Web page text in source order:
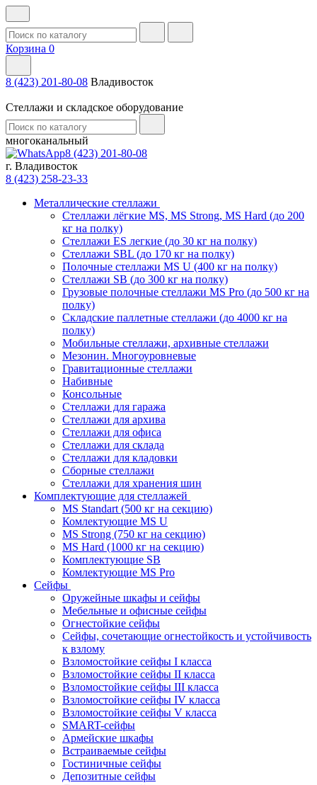
Корзина 0
8 (423) 201-80-08 Владивосток
Стеллажи и складское оборудование
многоканальный
8 (423) 201-80-08
г. Владивосток
8 (423) 258-23-33
Металлические стеллажи
Стеллажи лёгкие MS, MS Strong, MS Hard (до 200
кг на полку)
Стеллажи ES легкие (до 30 кг на полку)
Стеллажи SBL (до 170 кг на полку)
Полочные стеллажи MS U (400 кг на полку)
Стеллажи SB (до 300 кг на полку)
Грузовые полочные стеллажи MS Pro (до 500 кг на
полку)
Складские паллетные стеллажи (до 4000 кг на
полку)
Мобильные стеллажи, архивные стеллажи
Мезонин. Многоуровневые
Гравитационные стеллажи
Набивные
Консольные
Стеллажи для гаража
Стеллажи для архива
Стеллажи для офиса
Стеллажи для склада
Стеллажи для кладовки
Сборные стеллажи
Стеллажи для хранения шин
Комплектующие для стеллажей
MS Standart (500 кг на секцию)
Комлектующие MS U
MS Strong (750 кг на секцию)
MS Hard (1000 кг на секцию)
Комплектующие SB
Комлектующие MS Pro
Сейфы
Оружейные шкафы и сейфы
Мебельные и офисные сейфы
Огнестойкие сейфы
Сейфы, сочетающие огнестойкость и устойчивость
к взлому
Взломостойкие сейфы I класса
Взломостойкие сейфы II класса
Взломостойкие сейфы III класса
Взломостойкие сейфы IV класса
Взломостойкие сейфы V класса
SMART-сейфы
Армейские шкафы
Встраиваемые сейфы
Гостиничные сейфы
Депозитные сейфы